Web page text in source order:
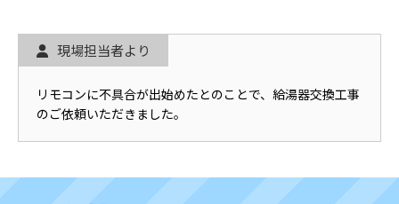
現場担当者より
リモコンに不具合が出始めたとのことで、給湯器交換工事
のご依頼いただきました。